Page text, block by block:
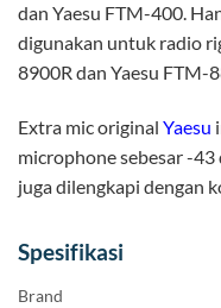
dan Yaesu FTM-400.
digunakan untuk radio
8900R dan Yaesu FTM-
Extra mic original Yaesu
microphone sebesar -43
juga dilengkapi dengan
Spesifikasi
Brand